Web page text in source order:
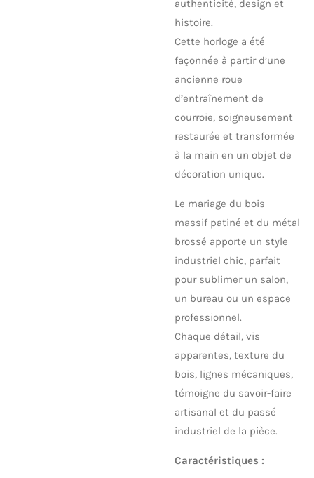
authenticité, design et
histoire.
Cette horloge a été
façonnée à partir d’une
ancienne roue
d’entraînement de
courroie, soigneusement
restaurée et transformée
à la main en un objet de
décoration unique.
Le mariage du bois
massif patiné et du métal
brossé apporte un style
industriel chic, parfait
pour sublimer un salon,
un bureau ou un espace
professionnel.
Chaque détail, vis
apparentes, texture du
bois, lignes mécaniques,
témoigne du savoir-faire
artisanal et du passé
industriel de la pièce.
Caractéristiques :